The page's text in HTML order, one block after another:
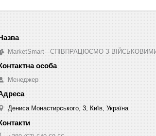
MarketSmart - СПІВПРАЦЮЄМО З
Менеджер
Дениса Монастирського, 3, Київ, Україна